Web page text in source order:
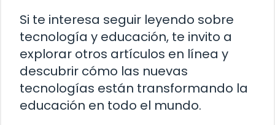
Si te interesa seguir leyendo sobre
tecnología y educación, te invito a
explorar otros artículos en línea y
descubrir cómo las nuevas
tecnologías están transformando la
educación en todo el mundo.